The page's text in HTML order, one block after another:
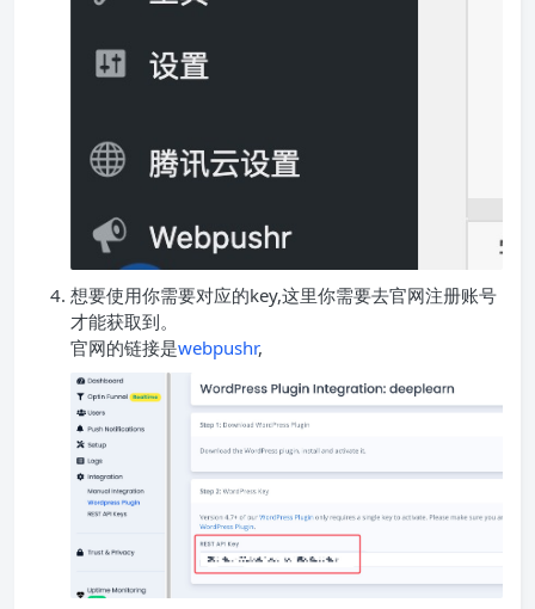
想要使用你需要对应的key,这里你需要去官网注册账号
才能获取到。
官网的链接是webpushr,